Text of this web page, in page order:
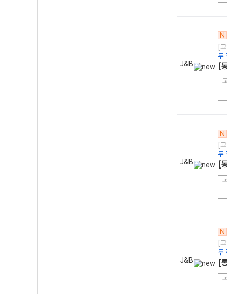
J&B
N
[
두
[
J&B
N
[
두
[
J&B
N
[
두
[